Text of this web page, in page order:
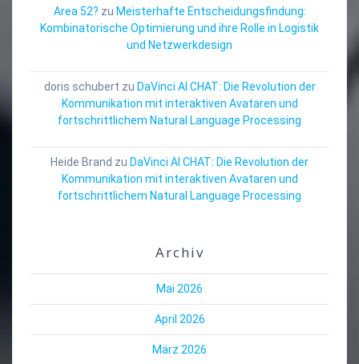
Area 52? zu Meisterhafte Entscheidungsfindung:
Kombinatorische Optimierung und ihre Rolle in Logistik
und Netzwerkdesign
doris schubert zu DaVinci AI CHAT: Die Revolution der
Kommunikation mit interaktiven Avataren und
fortschrittlichem Natural Language Processing
Heide Brand zu DaVinci AI CHAT: Die Revolution der
Kommunikation mit interaktiven Avataren und
fortschrittlichem Natural Language Processing
Archiv
Mai 2026
April 2026
März 2026